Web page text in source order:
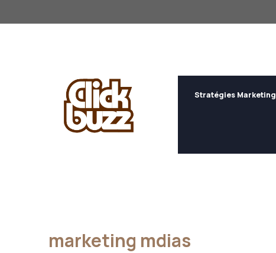
au
Stratégies Marketing
marketing mdias